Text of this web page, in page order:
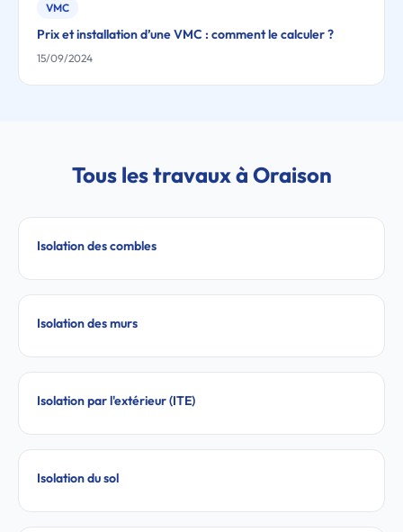
VMC
Prix et installation d’une VMC : comment le calculer ?
15/09/2024
Tous les travaux à Oraison
Isolation des combles
Isolation des murs
Isolation par l'extérieur (ITE)
Isolation du sol